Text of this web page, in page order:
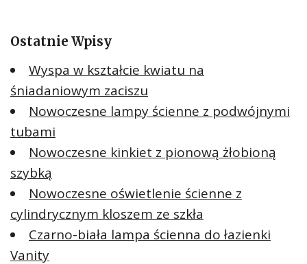
Ostatnie Wpisy
Wyspa w kształcie kwiatu na
śniadaniowym zaciszu
Nowoczesne lampy ścienne z podwójnymi
tubami
Nowoczesne kinkiet z pionową żłobioną
szybką
Nowoczesne oświetlenie ścienne z
cylindrycznym kloszem ze szkła
Czarno-biała lampa ścienna do łazienki
Vanity